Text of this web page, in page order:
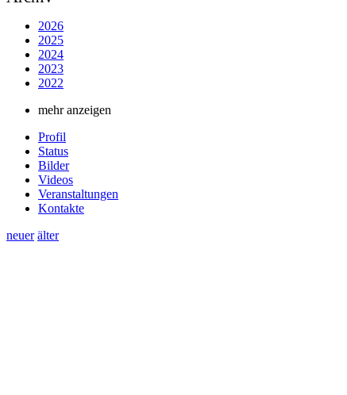
2026
2025
2024
2023
2022
mehr anzeigen
Profil
Status
Bilder
Videos
Veranstaltungen
Kontakte
neuer älter